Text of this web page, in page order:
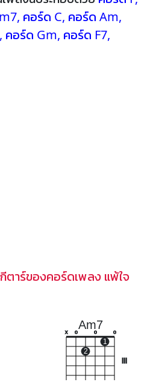
, คอร์ด C, คอร์ด Am,
, คอร์ด Gm, คอร์ด F7,
ตาร์ของคอร์ดเพลง แพ้ใจ
Am7
x o
2
o
1
o